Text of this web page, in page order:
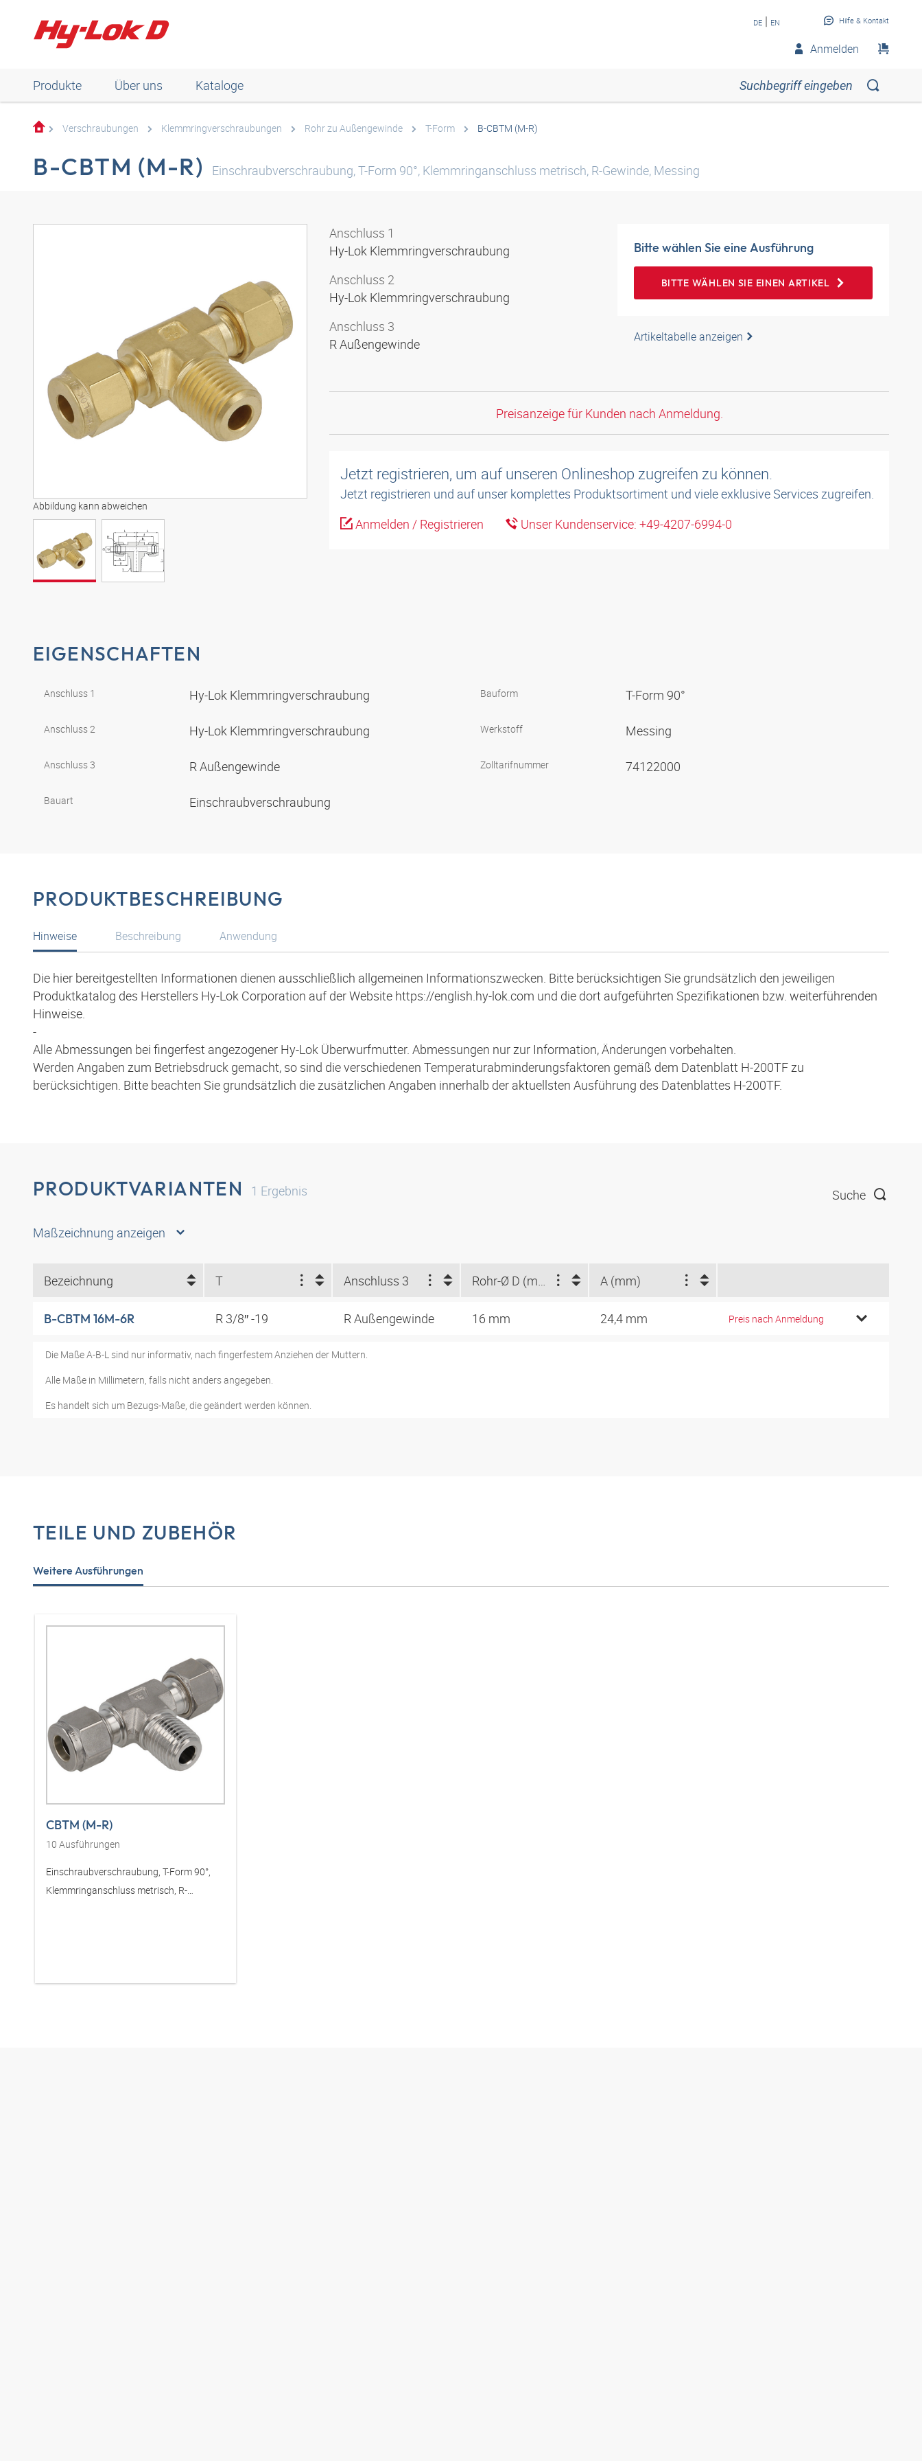
DE | EN Hilfe & Kontakt
Anmelden
Produkte Über uns Kataloge
Verschraubungen Klemmringverschraubungen Rohr zu Außengewinde T-Form B-CBTM (M-R)
B-CBTM (M-R) Einschraubverschraubung, T-Form 90°, Klemmringanschluss metrisch, R-Gewinde, Messing
Abbildung kann abweichen
Anschluss 1
Hy-Lok Klemmringverschraubung
Anschluss 2
Hy-Lok Klemmringverschraubung
Anschluss 3
R Außengewinde
Bitte wählen Sie eine Ausführung
BITTE WÄHLEN SIE EINEN ARTIKEL
Artikeltabelle anzeigen
Preisanzeige für Kunden nach Anmeldung.
Jetzt registrieren, um auf unseren Onlineshop zugreifen zu können.
Jetzt registrieren und auf unser komplettes Produktsortiment und viele exklusive Services zugreifen.
Anmelden / Registrieren
Unser Kundenservice: +49-4207-6994-0
EIGENSCHAFTEN
Anschluss 1 Hy-Lok Klemmringverschraubung
Anschluss 2 Hy-Lok Klemmringverschraubung
Anschluss 3 R Außengewinde
Bauart Einschraubverschraubung
Bauform T-Form 90°
Werkstoff Messing
Zolltarifnummer 74122000
PRODUKTBESCHREIBUNG
Hinweise
Die hier bereitgestellten Informationen dienen ausschließlich allgemeinen Informationszwecken. Bitte berücksichtigen Sie grundsätzlich den jeweiligen
Produktkatalog des Herstellers Hy-Lok Corporation auf der Website https://english.hy-lok.com und die dort aufgeführten Spezifikationen bzw. weiterführenden
Hinweise.
-
Alle Abmessungen bei fingerfest angezogener Hy-Lok Überwurfmutter. Abmessungen nur zur Information, Änderungen vorbehalten.
Werden Angaben zum Betriebsdruck gemacht, so sind die verschiedenen Temperaturabminderungsfaktoren gemäß dem Datenblatt H-200TF zu
berücksichtigen. Bitte beachten Sie grundsätzlich die zusätzlichen Angaben innerhalb der aktuellsten Ausführung des Datenblattes H-200TF.
Beschreibung Anwendung
PRODUKTVARIANTEN 1 Ergebnis Suche
Maßzeichnung anzeigen
Bezeichnung T Anschluss 3 A (mm)
B-CBTM 16M-6R R 3/8″ -19 R Außengewinde 16 mm 24,4 mm Preis nach Anmeldung
Die Maße A-B-L sind nur informativ, nach fingerfestem Anziehen der Muttern.
Alle Maße in Millimetern, falls nicht anders angegeben.
Es handelt sich um Bezugs-Maße, die geändert werden können.
TEILE UND ZUBEHÖR
Weitere Ausführungen
CBTM (M-R)
10 Ausführungen
Einschraubverschraubung, T-Form 90°,
Klemmringanschluss metrisch, R-